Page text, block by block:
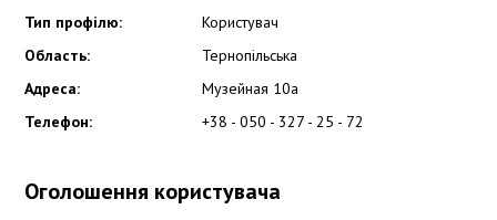
Тип профілю:
Користувач
Область:
Тернопільська
Адреса:
Музейная 10а
Телефон:
+38 - 050 - 327 - 25 - 72
Оголошення користувача